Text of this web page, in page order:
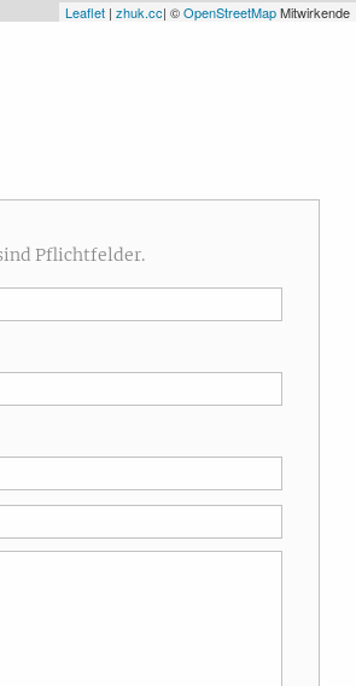
Leaflet | zhuk.cc| ©OpenStreetMapMitwirkende
Pflichtfelder.